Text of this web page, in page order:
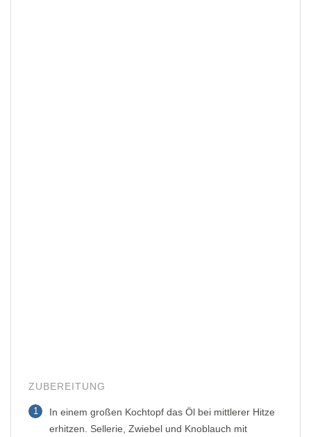
ZUBEREITUNG
1
In einem großen Kochtopf das Öl bei mittlerer Hitze
erhitzen. Sellerie, Zwiebel und Knoblauch mit